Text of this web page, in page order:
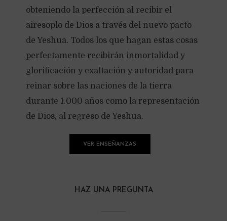
obteniendo la perfección al recibir el
airesoplo de Dios a través del nuevo pacto
de Yeshua. Todos los que hagan estas cosas
perfectamente recibirán inmortalidad y
glorificación y exaltación y autoridad para
reinar sobre las naciones de la tierra
durante 1.000 años como la representación
de Dios, al regreso de Yeshua.
VER ENSEÑANZAS
HAZ UNA PREGUNTA